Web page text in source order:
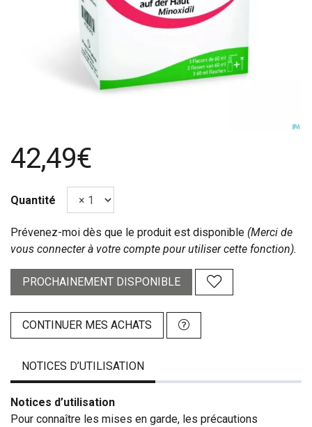
42,49€
Quantité
Prévenez-moi dès que le produit est disponible (Merci de
vous connecter à votre compte pour utiliser cette fonction).
PROCHAINEMENT DISPONIBLE
CONTINUER MES ACHATS
NOTICES D’UTILISATION
Notices d’utilisation
Pour connaître les mises en garde, les précautions